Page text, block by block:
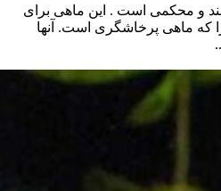
و محکمی است . این ماهی برای
ماهی پرخاشگری است. آنها